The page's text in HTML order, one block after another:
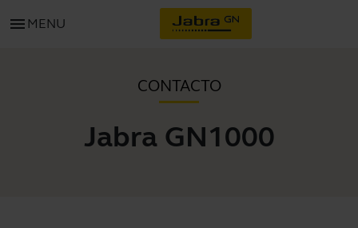
menu MENU
CONTACTO
Jabra GN1000